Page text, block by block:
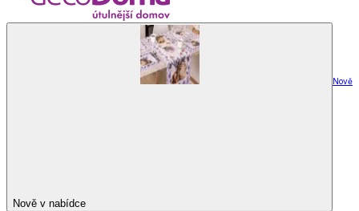
Nově v nabídce
Nově